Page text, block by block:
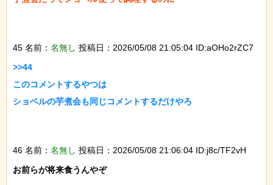
45 名前： 名無し 投稿日：2026/05/08 21:05:04 ID:aOHo2rZC7
>>44
このコメントするやつは
ショベルの芋煮会も同じコメントするだけやろ
46 名前： 名無し 投稿日：2026/05/08 21:06:04 ID:j8c/TF2vH
お前らが将来食うんやぞ